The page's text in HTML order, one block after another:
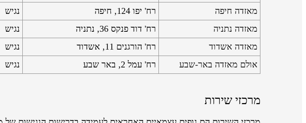
מאזדה חיפה
רח' יפו 124, חיפה נגיש
מאזדה נתניה
רח' דוד פנקס 36, נתניה נגיש
מאזדה אשדוד
רח' הורגנים 11, אשדוד נגיש
אולם מאזדה באר-שבע
רח' עמל 2, באר שבע נגיש
מרכזי שירות